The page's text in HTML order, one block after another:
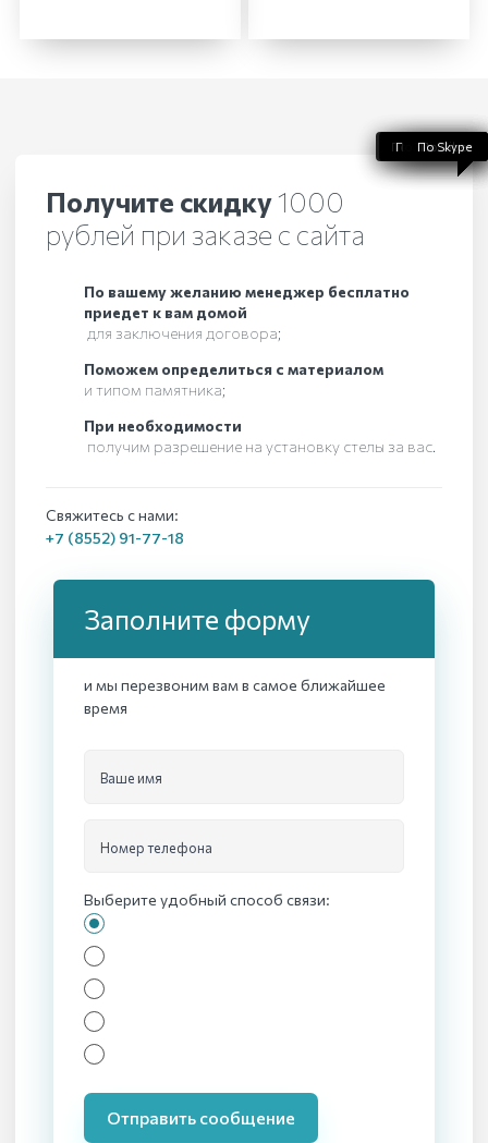
Получите скидку1000
рублей при заказе с сайта
По вашему желанию менеджер бесплатно
приедет к вам домой
для заключения договора;
Поможем определиться с материалом
и типом памятника;
При необходимости
получим разрешение на установку стелы за вас.
Свяжитесь с нами:
+7 (8552) 91-77-18
Заполните форму
и мы перезвоним вам в самое ближайшее
время
Ваше имя
Номер телефона
Выберите удобный способ связи:
По телефону
По WhatsApp
По Telegram
По Viber
По Skype
Отправить сообщение